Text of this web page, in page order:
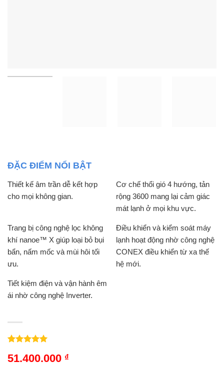
ĐẶC ĐIỂM NỔI BẬT
Thiết kế âm trần dễ kết hợp
cho mọi không gian.
Cơ chế thổi gió 4 hướng, tản
rộng 3600 mang lại cảm giác
mát lạnh ở mọi khu vực.
Trang bị công nghệ lọc không
khí nanoe™ X giúp loại bỏ bụi
bẩn, nấm mốc và mùi hôi tối
ưu.
Điều khiển và kiểm soát máy
lạnh hoạt động nhờ công nghệ
CONEX điều khiển từ xa thế
hệ mới.
Tiết kiệm điện và vận hành êm
ái nhờ công nghệ Inverter.
dựa trên
51.400.000 ₫